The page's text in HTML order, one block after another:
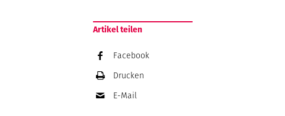
Artikel teilen
Facebook
Drucken
E-Mail